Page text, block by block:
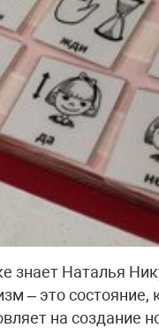
знает Наталья
– это состояние,
на создание